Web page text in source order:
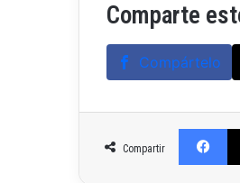
Comparte
Compártelo
Compartir
Facebook